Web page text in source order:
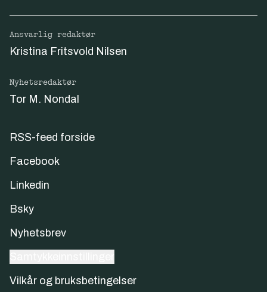
Ansvarlig redaktør
Kristina Fritsvold Nilsen
Nyhetsredaktør
Tor M. Nondal
RSS-feed forside
Facebook
Linkedin
Bsky
Nyhetsbrev
Vilkår og bruksbetingelser